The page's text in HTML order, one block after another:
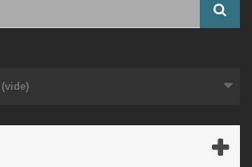
(vide)